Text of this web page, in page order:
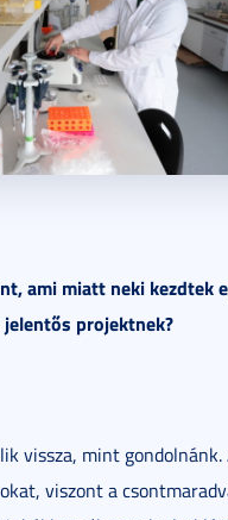
ami miatt neki kezdtek
projektnek?
vissza, mint
viszont a